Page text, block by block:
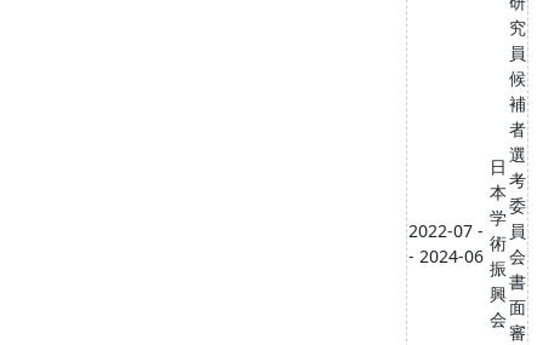
2022-07 -
- 2024-06
日
本
学
術
振
興
会
究
員
候
補
者
選
考
委
員
会
書
面
審